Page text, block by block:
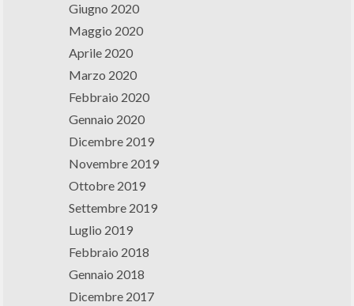
Giugno 2020
Maggio 2020
Aprile 2020
Marzo 2020
Febbraio 2020
Gennaio 2020
Dicembre 2019
Novembre 2019
Ottobre 2019
Settembre 2019
Luglio 2019
Febbraio 2018
Gennaio 2018
Dicembre 2017